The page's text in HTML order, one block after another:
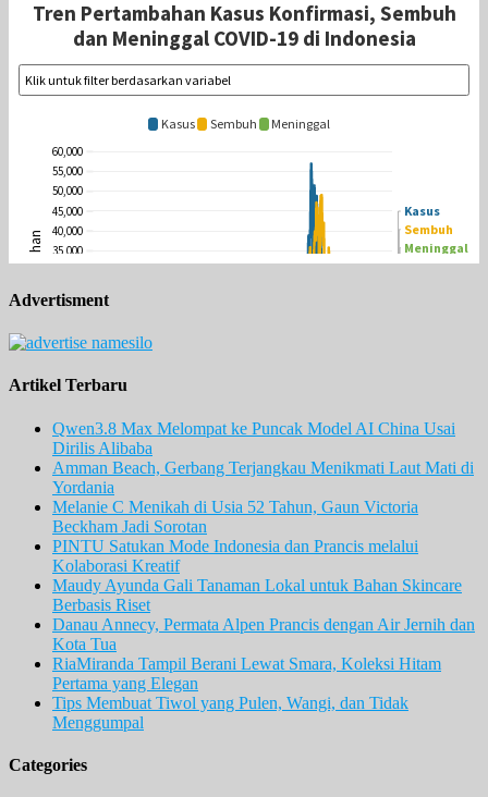
Advertisment
Artikel Terbaru
Qwen3.8 Max Melompat ke Puncak Model AI China Usai
Dirilis Alibaba
Amman Beach, Gerbang Terjangkau Menikmati Laut Mati di
Yordania
Melanie C Menikah di Usia 52 Tahun, Gaun Victoria
Beckham Jadi Sorotan
PINTU Satukan Mode Indonesia dan Prancis melalui
Kolaborasi Kreatif
Maudy Ayunda Gali Tanaman Lokal untuk Bahan Skincare
Berbasis Riset
Danau Annecy, Permata Alpen Prancis dengan Air Jernih dan
Kota Tua
RiaMiranda Tampil Berani Lewat Smara, Koleksi Hitam
Pertama yang Elegan
Tips Membuat Tiwol yang Pulen, Wangi, dan Tidak
Menggumpal
Categories